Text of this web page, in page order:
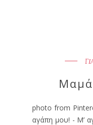
photo from
αγάπη μου! - Μ’